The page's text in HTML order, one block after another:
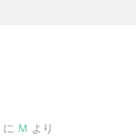
に Ｍ より